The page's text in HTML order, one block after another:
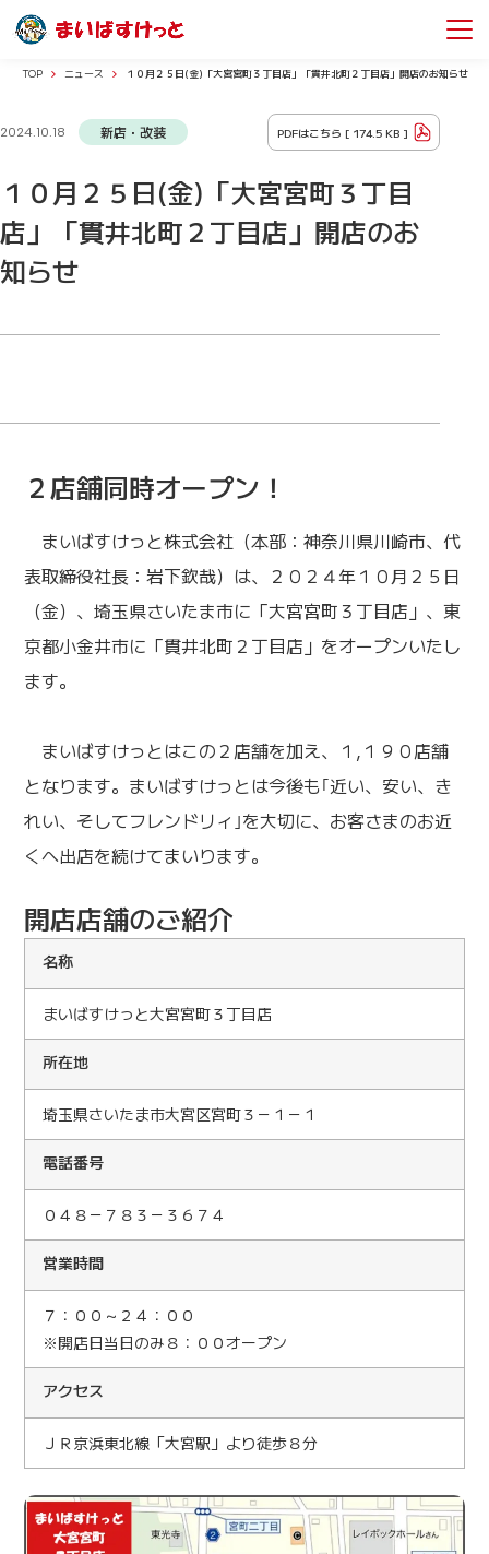
TOP ニュース １０月２５日(金)「大宮宮町３丁目店」「貫井北町２丁目店」開店のお知らせ
2024.10.18 新店・改装 PDFはこちら [ 174.5 KB ]
１０月２５日(金)「大宮宮町３丁目
店」「貫井北町２丁目店」開店のお
知らせ
２店舗同時オープン！
まいばすけっと株式会社（本部：神奈川県川崎市、代
表取締役社長：岩下欽哉）は、２０２４年１０月２５日
（金）、埼玉県さいたま市に「大宮宮町３丁目店」、東
京都小金井市に「貫井北町２丁目店」をオープンいたし
ます。
まいばすけっとはこの２店舗を加え、１,１９０店舗
となります。まいばすけっとは今後も｢近い、安い、き
れい、そしてフレンドリィ｣を大切に、お客さまのお近
くへ出店を続けてまいります。
開店店舗のご紹介
名称
まいばすけっと大宮宮町３丁目店
所在地
埼玉県さいたま市大宮区宮町３－１－１
電話番号
０４８－７８３－３６７４
営業時間
７：００～２４：００
※開店日当日のみ８：００オープン
アクセス
ＪＲ京浜東北線「大宮駅」より徒歩８分